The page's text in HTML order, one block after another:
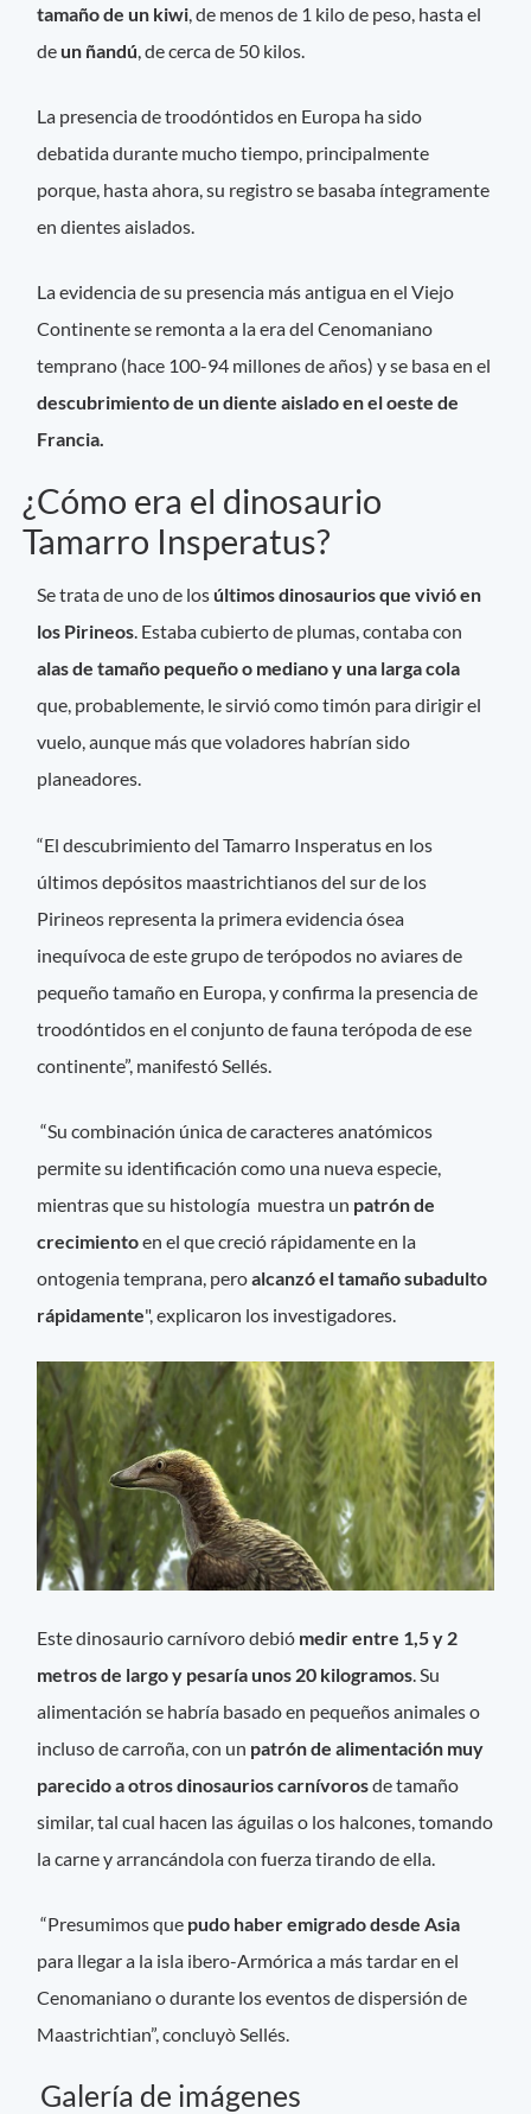
tamaño de un kiwi, de menos de 1 kilo de peso, hasta el
de un ñandú, de cerca de 50 kilos.
La presencia de troodóntidos en Europa ha sido
debatida durante mucho tiempo, principalmente
porque, hasta ahora, su registro se basaba íntegramente
en dientes aislados.
La evidencia de su presencia más antigua en el Viejo
Continente se remonta a la era del Cenomaniano
temprano (hace 100-94 millones de años) y se basa en el
descubrimiento de un diente aislado en el oeste de
Francia.
¿Cómo era el dinosaurio
Tamarro Insperatus?
Se trata de uno de los últimos dinosaurios que vivió en
los Pirineos. Estaba cubierto de plumas, contaba con
alas de tamaño pequeño o mediano y una larga cola
que, probablemente, le sirvió como timón para dirigir el
vuelo, aunque más que voladores habrían sido
planeadores.
“El descubrimiento del Tamarro Insperatus en los
últimos depósitos maastrichtianos del sur de los
Pirineos representa la primera evidencia ósea
inequívoca de este grupo de terópodos no aviares de
pequeño tamaño en Europa, y confirma la presencia de
troodóntidos en el conjunto de fauna terópoda de ese
continente”, manifestó Sellés.
“Su combinación única de caracteres anatómicos
permite su identificación como una nueva especie,
mientras que su histología muestra un patrón de
crecimientoen el que creció rápidamente en la
ontogenia temprana, peroalcanzó el tamaño subadulto
rápidamente", explicaron los investigadores.
Este dinosaurio carnívoro debió medir entre 1,5 y 2
metros de largo y pesaría unos 20 kilogramos. Su
alimentación se habría basado en pequeños animales o
incluso de carroña, con un patrón de alimentación muy
parecido a otros dinosaurios carnívorosde tamaño
similar, tal cual hacen las águilas o los halcones, tomando
la carne y arrancándola con fuerza tirando de ella.
“Presumimos que pudo haber emigrado desde Asia
para llegar a la isla ibero-Armórica a más tardar en el
Cenomaniano o durante los eventos de dispersión de
Maastrichtian”, concluyò Sellés.
Galería de imágenes